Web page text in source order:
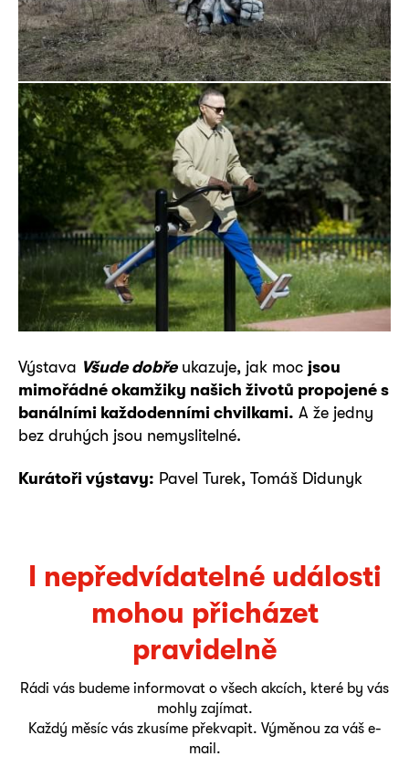
Výstava Všude dobřeukazuje, jak moc jsou
mimořádné okamžiky našich životů propojené s
banálními každodenními chvilkami. A že jedny
bez druhých jsou nemyslitelné.
Kurátoři výstavy: Pavel Turek, Tomáš Didunyk
I nepředvídatelné události
mohou přicházet
pravidelně
Rádi vás budeme informovat o všech akcích, které by vás
mohly zajímat.
Každý měsíc vás zkusíme překvapit. Výměnou za váš e-
mail.